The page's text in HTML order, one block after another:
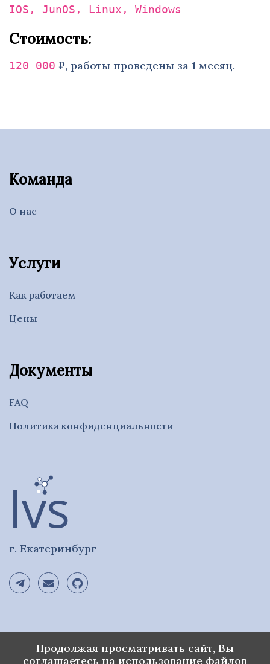
IOS, JunOS, Linux, Windows
Стоимость:
120 000 ₽, работы проведены за 1 месяц.
Команда
О нас
Услуги
Как работаем
Цены
Документы
FAQ
Политика конфиденциальности
г. Екатеринбург
© 2021 - 2024 ЛВС - Лаборатория
Продолжая просматривать сайт, Вы
соглашаетесь на использование файлов